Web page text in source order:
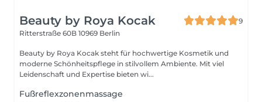
Beauty by Roya Kocak
9
Ritterstraße 60B 10969 Berlin
Beauty by Roya Kocak steht für hochwertige Kosmetik und
moderne Schönheitspflege in stilvollem Ambiente. Mit viel
Leidenschaft und Expertise bieten wi...
Fußreflexzonenmassage